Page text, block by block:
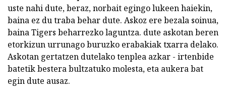
uste nahi dute, beraz, norbait egingo lukeen haiekin,
baina ez du traba behar dute. Askoz ere bezala soinua,
baina Tigers beharrezko laguntza. dute askotan beren
etorkizun urrunago buruzko erabakiak txarra delako.
Askotan gertatzen dutelako tenplea azkar - irtenbide
batetik bestera bultzatuko molesta, eta aukera bat
egin dute ausaz.